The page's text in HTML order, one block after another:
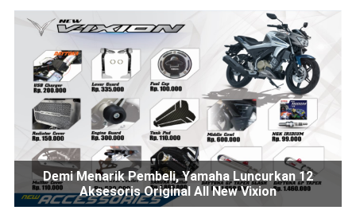
Demi Menarik Pembeli, Yamaha Luncurkan 12
Aksesoris Original All New Vixion